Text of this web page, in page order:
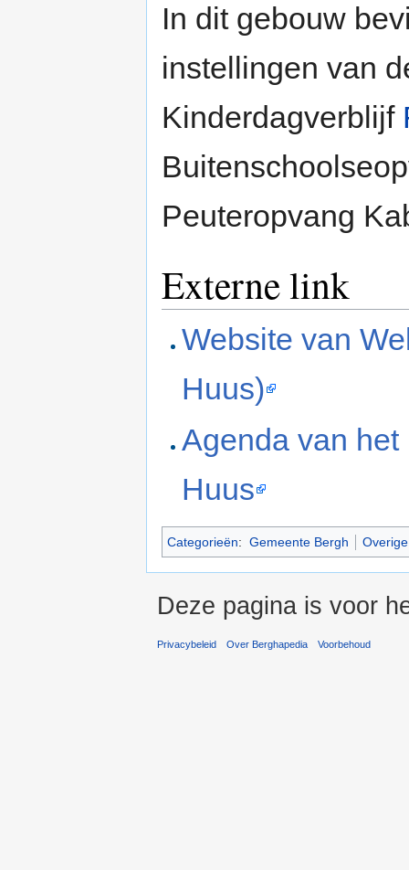
In dit gebouw
instellingen van
Kinderdagverblijf
Peuteropvang
Externe link
Website van
Huus)
Agenda van
Huus
Categorieën: Gemeente Bergh
Deze pagina is voor
Privacybeleid Over Berghapedia Voorbehoud